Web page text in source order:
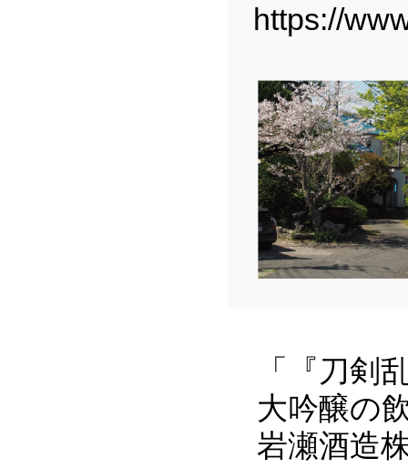
https://
「『刀剣
大吟醸の
岩瀬酒造